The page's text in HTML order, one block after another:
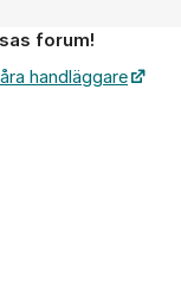
forum!
handläggare